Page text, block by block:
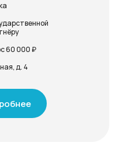
60 000 ₽
д. 4